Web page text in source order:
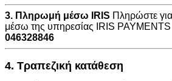
3. Πληρωμή μέσω IRIS Πληρώστε
μέσω της υπηρεσίας IRIS
046328846
4. Τραπεζική κατάθεση